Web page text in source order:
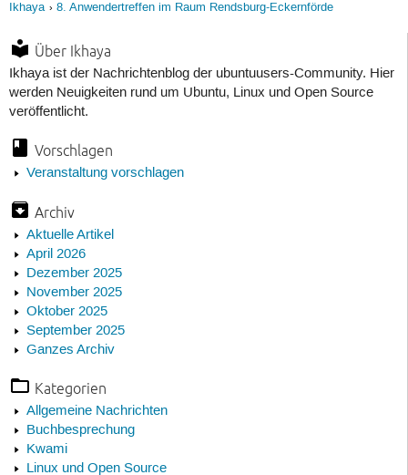
Ikhaya 8. Anwendertreffen im Raum Rendsburg-Eckernförde
Über Ikhaya
Ikhaya ist der Nachrichtenblog der ubuntuusers-Community. Hier
werden Neuigkeiten rund um Ubuntu, Linux und Open Source
veröffentlicht.
Vorschlagen
Veranstaltung vorschlagen
Archiv
Aktuelle Artikel
April 2026
Dezember 2025
November 2025
Oktober 2025
September 2025
Ganzes Archiv
Kategorien
Allgemeine Nachrichten
Buchbesprechung
Kwami
Linux und Open Source